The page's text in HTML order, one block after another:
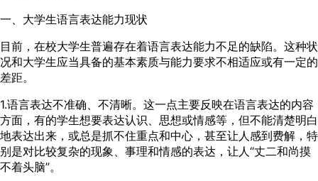
一、大学生语言表达能力现状
目前，在校大学生普遍存在着语言表达能力不足的缺陷。这种状
况和大学生应当具备的基本素质与能力要求不相适应或有一定的
差距。
1.语言表达不准确、不清晰。这一点主要反映在语言表达的内容
方面，有的学生想要表达认识、思想或情感等，但不能清楚明白
地表达出来，或总是抓不住重点和中心，甚至让人感到费解，特
别是对比较复杂的现象、事理和情感的表达，让人“丈二和尚摸
不着头脑”。